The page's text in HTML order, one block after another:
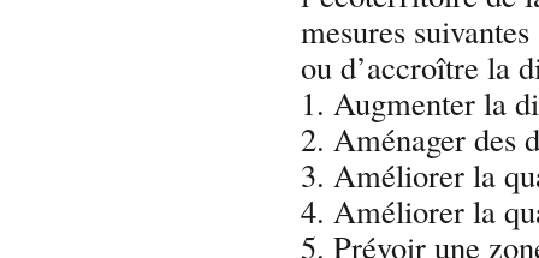
mesures
ou d’accroître la
1. Augmenter la
2. Aménager des
3. Améliorer la
4. Améliorer la
5. Prévoir une